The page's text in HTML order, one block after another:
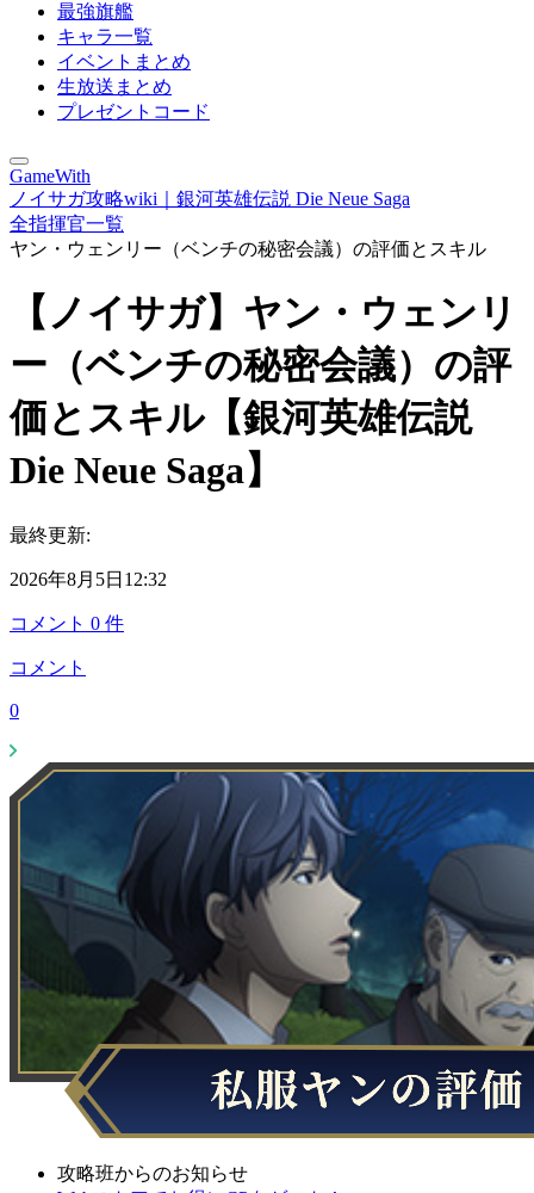
最強旗艦
キャラ一覧
イベントまとめ
生放送まとめ
プレゼントコード
GameWith
ノイサガ攻略wiki｜銀河英雄伝説 Die Neue Saga
全指揮官一覧
ヤン・ウェンリー（ベンチの秘密会議）の評価とスキル
【ノイサガ】ヤン・ウェンリ
ー（ベンチの秘密会議）の評
価とスキル【銀河英雄伝説
Die Neue Saga】
最終更新:
2026年8月5日12:32
コメント 0 件
コメント
0
攻略班からのお知らせ